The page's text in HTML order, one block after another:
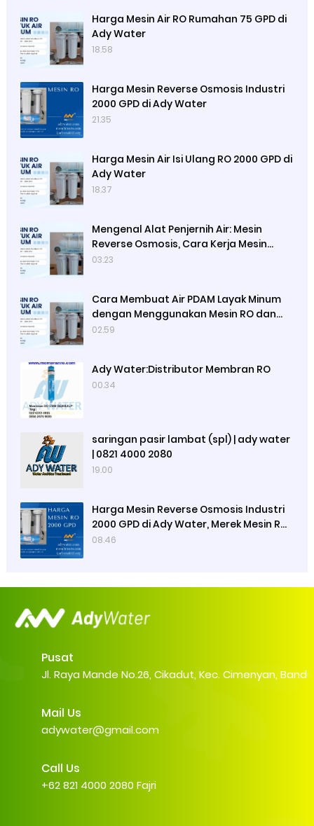
Harga Mesin Air RO Rumahan 75 GPD di
Ady Water
18.58
Harga Mesin Reverse Osmosis Industri
2000 GPD di Ady Water
21.35
Harga Mesin Air Isi Ulang RO 2000 GPD di
Ady Water
18.37
Mengenal Alat Penjernih Air: Mesin
Reverse Osmosis, Cara Kerja Mesin
Reverse Osmosis dan Satuan
03.23
Cara Membuat Air PDAM Layak Minum
dengan Menggunakan Mesin RO dan
Lampu UV Sterilisasi Air, Cara Kerja
02.59
Ady Water:Distributor Membran RO
00.34
saringan pasir lambat (spl) | ady water
| 0821 4000 2080
19.00
Harga Mesin Reverse Osmosis Industri
2000 GPD di Ady Water, Merek Mesin RO
Luso, Ady Water Menjual Membran RO
08.46
Pusat
Jl. Raya Mande No.26, Cikadut, Kec. Cimenyan,
Mail Us
adywater@gmail.com
Call Us
+62 821 4000 2080 Fajri